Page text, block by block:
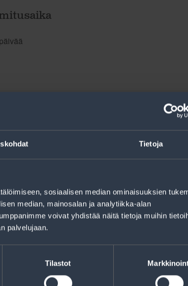
Tietoja
sosiaalisen median ominaisuuksien
median, mainosalan ja analytiikka-alan
voivat yhdistää näitä tietoja muihin
palvelujaan.
Tilastot
tilillä. Saat
renkaillesi.
Tavallisen